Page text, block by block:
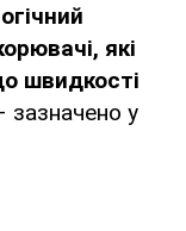
які
швидкості
зазначено у